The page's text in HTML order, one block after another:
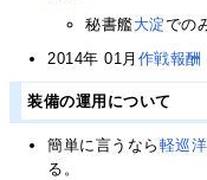
秘書艦大淀での
2014年 01月 作戦報酬
装備の運用について
簡単に言うなら 軽巡
る。